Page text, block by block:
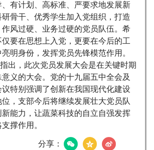
有计划、高标准、严要求地发展新
骨干、优秀学生加入党组织，打造
风过硬、业务过硬的党员队伍。希
要在思想上入党，更要在今后的工
明身份，发挥党员先锋模范作用。
，此次党员发展大会是在关键时期
义的大会。党的十九届五中全会及
特别强调了创新在我国现代化建设
，支部今后将继续发展壮大党员队
能力，让蔬菜科技的自立自强发挥
撑作用。
分享：